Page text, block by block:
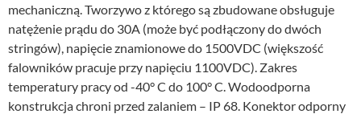
mechaniczną. Tworzywo z którego są zbudowane obsługuje
natężenie prądu do 30A (może być podłączony do dwóch
stringów), napięcie znamionowe do 1500VDC (większość
falowników pracuje przy napięciu 1100VDC). Zakres
temperatury pracy od -40° C do 100° C. Wodoodporna
konstrukcja chroni przed zalaniem – IP 68. Konektor odporny